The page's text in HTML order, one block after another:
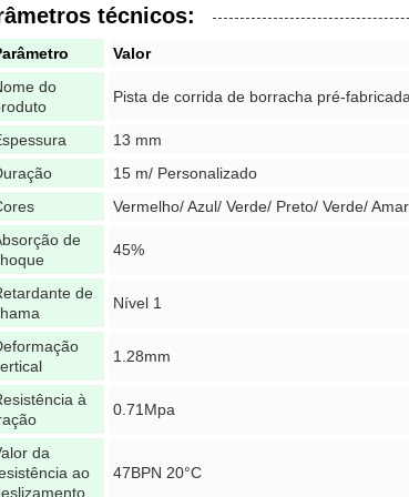
técnicos:
Valor
do
Pista de corrida de borracha pré-fabricada
13 mm
15 m/ Personalizado
Vermelho/ Azul/ Verde/ Preto/ Verde/
de
45%
de
Nível 1
1.28mm
à
0.71Mpa
da
ao
47BPN 20°C